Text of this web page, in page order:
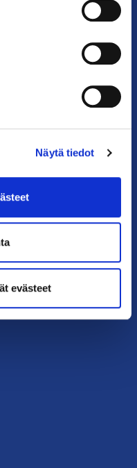
Näytä tiedot
evästeet